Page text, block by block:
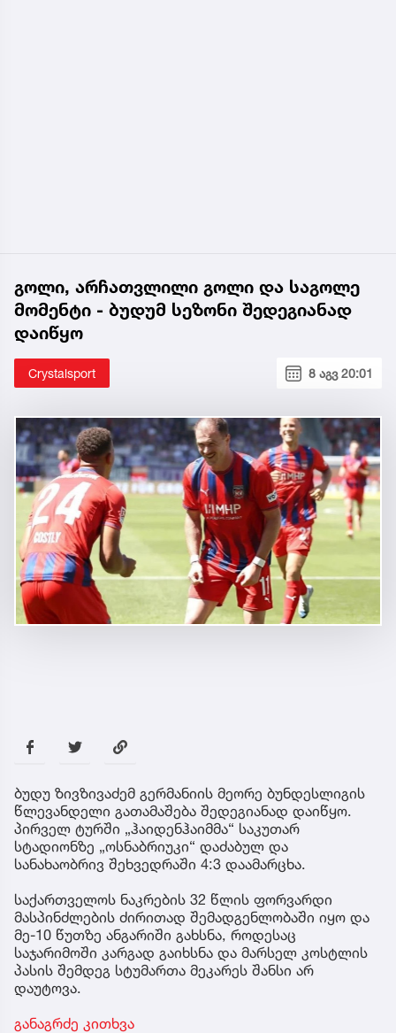
გოლი, არჩათვლილი გოლი და საგოლე
მომენტი - ბუდუმ სეზონი შედეგიანად
დაიწყო
Crystalsport 8 აგვ 20:01
ბუდუ ზივზივაძემ გერმანიის მეორე ბუნდესლიგის
წლევანდელი გათამაშება შედეგიანად დაიწყო.
პირველ ტურში „ჰაიდენჰაიმმა“ საკუთარ
სტადიონზე „ოსნაბრიუკი“ დაძაბულ და
სანახაობრივ შეხვედრაში 4:3 დაამარცხა.
საქართველოს ნაკრების 32 წლის ფორვარდი
მასპინძლების ძირითად შემადგენლობაში იყო და
მე-10 წუთზე ანგარიში გახსნა, როდესაც
საჯარიმოში კარგად გაიხსნა და მარსელ კოსტლის
პასის შემდეგ სტუმართა მეკარეს შანსი არ
დაუტოვა.
განაგრძე კითხვა